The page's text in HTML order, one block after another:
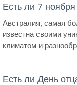
Есть ли 7
Австралия, самая
известна своими
климатом и
Есть ли День